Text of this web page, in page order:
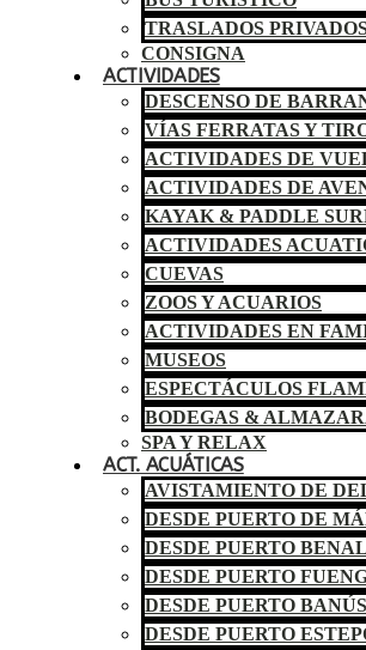
TRASLADOS
CONSIGNA
ACTIVIDADES
DESCENSO DE
VÍAS FERRATAS Y
ACTIVIDADES DE
ACTIVIDADES DE
KAYAK & PADDLE
ACTIVIDADES
CUEVAS
ZOOS Y ACUARIOS
ACTIVIDADES EN
MUSEOS
ESPECTÁCULOS
BODEGAS &
SPA Y RELAX
ACT. ACUÁTICAS
AVISTAMIENTO DE
DESDE PUERTO DE
DESDE PUERTO
DESDE PUERTO
DESDE PUERTO BANÚS
DESDE PUERTO